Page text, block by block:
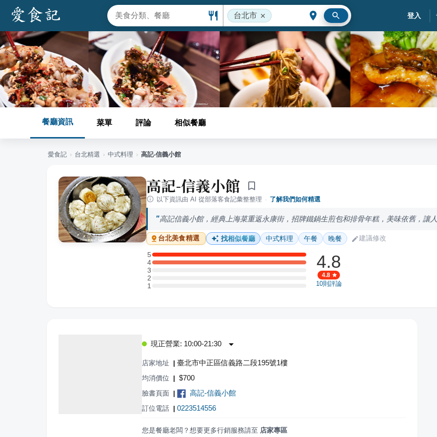
台北市 登入
餐廳資訊 菜單 評論 相似餐廳
愛食記 › 台北精選 › 中式料理 › 高記-信義小館
高記-信義小館
以下資訊由 AI 從部落客食記彙整整理 · 了解我們如何精選
高記信義小館，經典上海菜重返永康街，招牌鐵鍋生煎包和排骨年糕，美味依舊，讓
台北美食精選 找相似餐廳 中式料理 午餐 晚餐 建議修改
5
5 星：1 則評論
4
4 星：1 則評論
3
3 星：0 則評論
2
2 星：0 則評論
11 星：0 則評論
4.8
4.8
10則評論
現正營業: 10:00-21:30
店家地址 | 臺北市中正區信義路二段195號1樓
均消價位 | $700
臉書頁面 | 高記-信義小館
訂位電話 | 0223514556
您是餐廳老闆？想要更多行銷服務請至 店家專區